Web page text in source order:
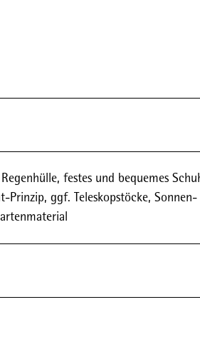
festes und bequemes
ggf. Teleskopstöcke,